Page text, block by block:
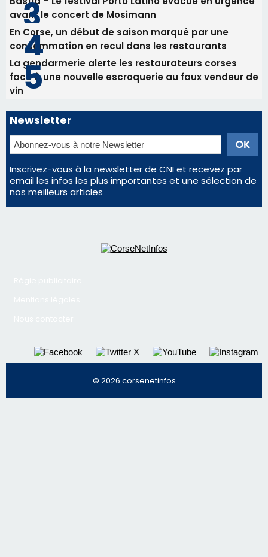
Newsletter
Inscrivez-vous à la newsletter de CNI et recevez par
email les infos les plus importantes et une sélection de
nos meilleurs articles
Régie publicitaire
Mentions légales
Nous contacter